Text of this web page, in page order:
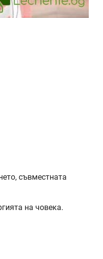
съвместната
на човека.